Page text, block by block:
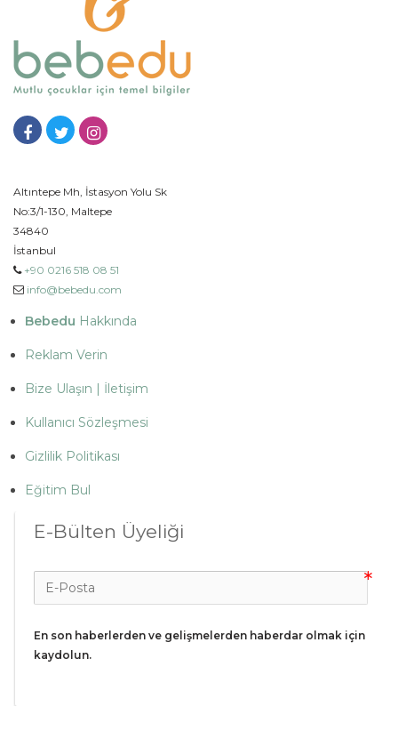
Altıntepe Mh, İstasyon Yolu Sk
No:3/1-130, Maltepe
34840
İstanbul
+90 0216 518 08 51
info@bebedu.com
Bebedu Hakkında
Reklam Verin
Bize Ulaşın | İletişim
Kullanıcı Sözleşmesi
Gizlilik Politikası
Eğitim Bul
E-Bülten Üyeliği
En son haberlerden ve gelişmelerden haberdar olmak için
kaydolun.